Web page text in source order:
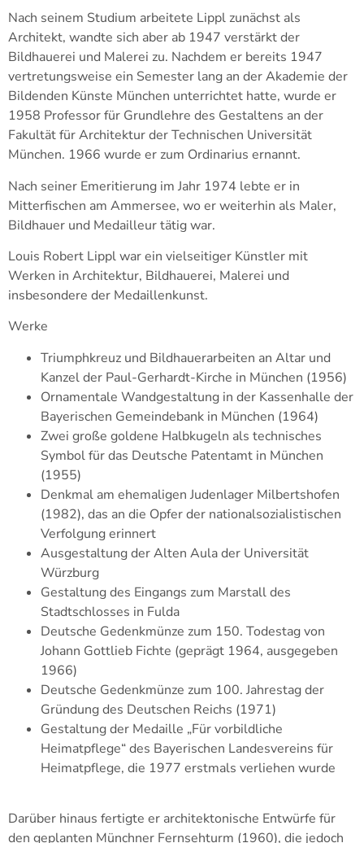
Nach seinem Studium arbeitete Lippl zunächst als
Architekt, wandte sich aber ab 1947 verstärkt der
Bildhauerei und Malerei zu. Nachdem er bereits 1947
vertretungsweise ein Semester lang an der Akademie der
Bildenden Künste München unterrichtet hatte, wurde er
1958 Professor für Grundlehre des Gestaltens an der
Fakultät für Architektur der Technischen Universität
München. 1966 wurde er zum Ordinarius ernannt.
Nach seiner Emeritierung im Jahr 1974 lebte er in
Mitterfischen am Ammersee, wo er weiterhin als Maler,
Bildhauer und Medailleur tätig war.
Louis Robert Lippl war ein vielseitiger Künstler mit
Werken in Architektur, Bildhauerei, Malerei und
insbesondere der Medaillenkunst.
Werke
Triumphkreuz und Bildhauerarbeiten an Altar und
Kanzel der Paul-Gerhardt-Kirche in München (1956)
Ornamentale Wandgestaltung in der Kassenhalle der
Bayerischen Gemeindebank in München (1964)
Zwei große goldene Halbkugeln als technisches
Symbol für das Deutsche Patentamt in München
(1955)
Denkmal am ehemaligen Judenlager Milbertshofen
(1982), das an die Opfer der nationalsozialistischen
Verfolgung erinnert
Ausgestaltung der Alten Aula der Universität
Würzburg
Gestaltung des Eingangs zum Marstall des
Stadtschlosses in Fulda
Deutsche Gedenkmünze zum 150. Todestag von
Johann Gottlieb Fichte (geprägt 1964, ausgegeben
1966)
Deutsche Gedenkmünze zum 100. Jahrestag der
Gründung des Deutschen Reichs (1971)
Gestaltung der Medaille „Für vorbildliche
Heimatpflege“ des Bayerischen Landesvereins für
Heimatpflege, die 1977 erstmals verliehen wurde
Darüber hinaus fertigte er architektonische Entwürfe für
den geplanten Münchner Fernsehturm (1960), die jedoch